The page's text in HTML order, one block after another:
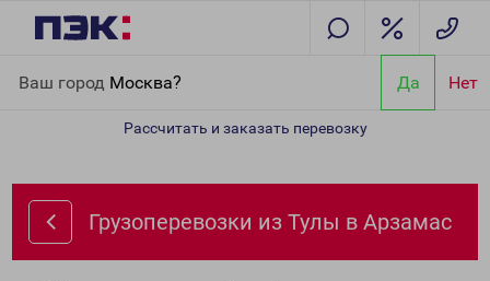
Ваш город Москва? Да Нет
Рассчитать и заказать перевозку
Грузоперевозки из Тулы в Арзамас